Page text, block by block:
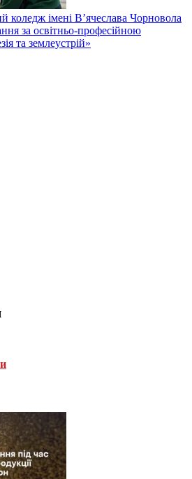
коледж імені В’ячеслава Чорновола
за освітньо-професійною
та землеустрій»